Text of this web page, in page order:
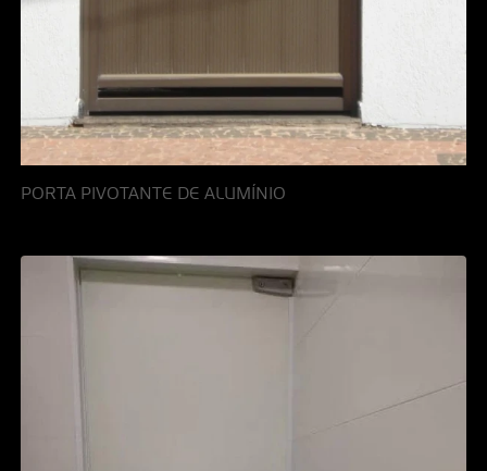
PORTA PIVOTANTE DE ALUMÍNIO